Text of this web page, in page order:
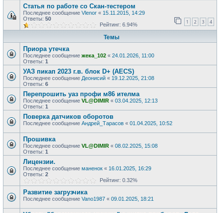
Статья по работе со Скан-тестером
Последнее сообщение Vlenor « 15.11.2015, 14:29
Ответы: 50 1 2 3 4
Рейтинг: 6.94%
Темы
Приора утечка
Последнее сообщение жека_102 « 24.01.2026, 11:00
Ответы: 1
УАЗ пикап 2023 г.в. блок D+ (AECS)
Последнее сообщение Деонисий « 19.12.2025, 21:08
Ответы: 6
Перепрошить уаз профи м86 ителма
Последнее сообщение VL@DIMIR « 03.04.2025, 12:13
Ответы: 1
Поверка датчиков оборотов
Последнее сообщение Андрей_Тарасов « 01.04.2025, 10:52
Прошивка
Последнее сообщение VL@DIMIR « 08.02.2025, 15:08
Ответы: 1
Лицензии.
Последнее сообщение маненок « 16.01.2025, 16:29
Ответы: 2
Рейтинг: 0.32%
Развитие загрузчика
Последнее сообщение Vano1987 « 09.01.2025, 18:21